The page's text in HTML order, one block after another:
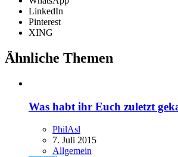
LinkedIn
Pinterest
XING
Ähnliche Themen
Was habt ihr Euch zuletzt
PhilAsl
7. Juli 2015
Allgemein